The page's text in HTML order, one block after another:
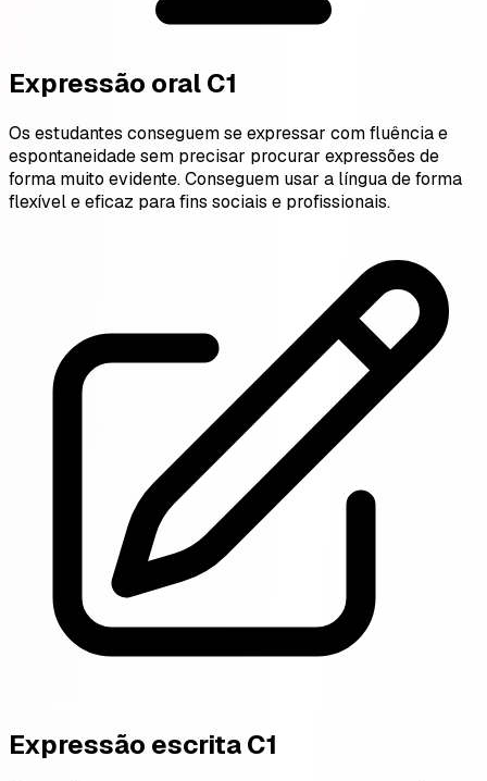
Expressão oral C1
Os estudantes conseguem se expressar com fluência e
espontaneidade sem precisar procurar expressões de
forma muito evidente. Conseguem usar a língua de forma
flexível e eficaz para fins sociais e profissionais.
Expressão escrita C1